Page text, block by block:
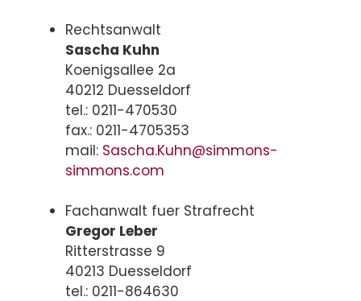
Rechtsanwalt
Sascha Kuhn
Koenigsallee 2a
40212 Duesseldorf
tel.: 0211-470530
fax.: 0211-4705353
mail: Sascha.Kuhn@simmons-
simmons.com
Fachanwalt fuer Strafrecht
Gregor Leber
Ritterstrasse 9
40213 Duesseldorf
tel.: 0211-864630